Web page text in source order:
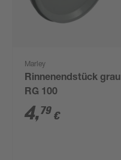
Marley
Rinnenendstück grau
RG 100
4,79 €